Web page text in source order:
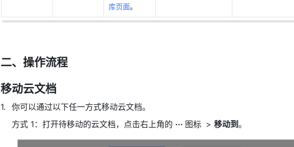
库页面。
二、操作流程
移动云文档
你可以通过以下任一方式移动云文档。
方式 1：打开待移动的云文档，点击右上角的 ··· 图标 > 移动到。